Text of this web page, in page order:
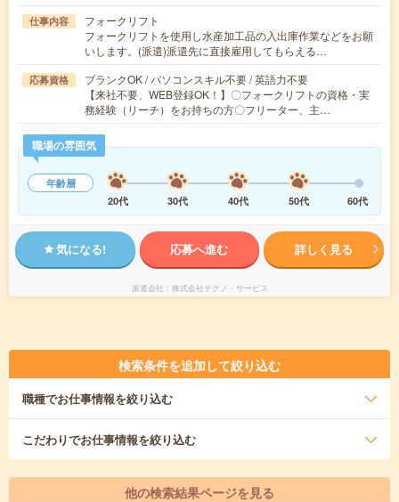
仕事内容
フォークリフト
フォークリフトを使用し水産加工品の入出庫作業などをお願
いします。(派遣)派遣先に直接雇用してもらえる…
応募資格
ブランクOK / パソコンスキル不要 / 英語力不要
【来社不要、WEB登録OK！】〇フォークリフトの資格・実
務経験（リーチ）をお持ちの方〇フリーター、主…
職場の雰囲気
年齢層
20代
30代 40代 50代 60代
気になる! 応募へ進む 詳しく見る
派遣会社 株式会社テクノ・サービス
検索条件を追加して絞り込む
職種でお仕事情報を絞り込む
こだわりでお仕事情報を絞り込む
他の検索結果ページを見る